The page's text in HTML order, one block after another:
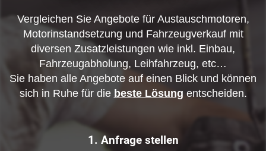
Vergleichen Sie Angebote für Austauschmotoren,
Motorinstandsetzung und Fahrzeugverkauf mit
diversen Zusatzleistungen wie inkl. Einbau,
Fahrzeugabholung, Leihfahrzeug, etc…
Sie haben alle Angebote auf einen Blick und können
sich in Ruhe für die beste Lösung entscheiden.
1. Anfrage stellen